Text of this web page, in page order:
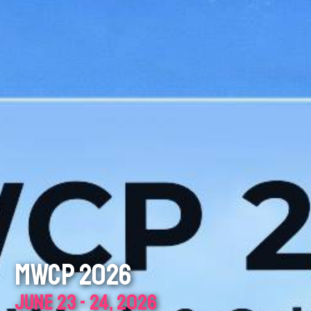
MWCP 2026
JUNE 23 - 24, 2026